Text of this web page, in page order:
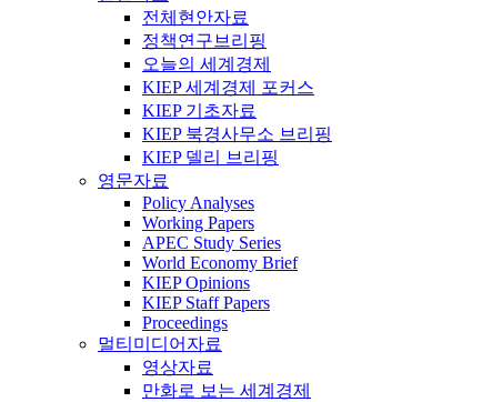
전체현안자료
정책연구브리핑
오늘의 세계경제
KIEP 세계경제 포커스
KIEP 기초자료
KIEP 북경사무소 브리핑
KIEP 델리 브리핑
영문자료
Policy Analyses
Working Papers
APEC Study Series
World Economy Brief
KIEP Opinions
KIEP Staff Papers
Proceedings
멀티미디어자료
영상자료
만화로 보는 세계경제